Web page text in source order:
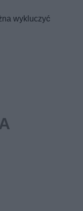
wykluczyć